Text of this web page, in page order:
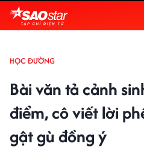
HỌC ĐƯỜNG
Bài văn tả cảnh
điểm, cô viết lời
gật gù đồng ý